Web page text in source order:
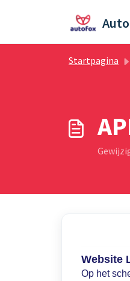
Startpagina
Website
Op het